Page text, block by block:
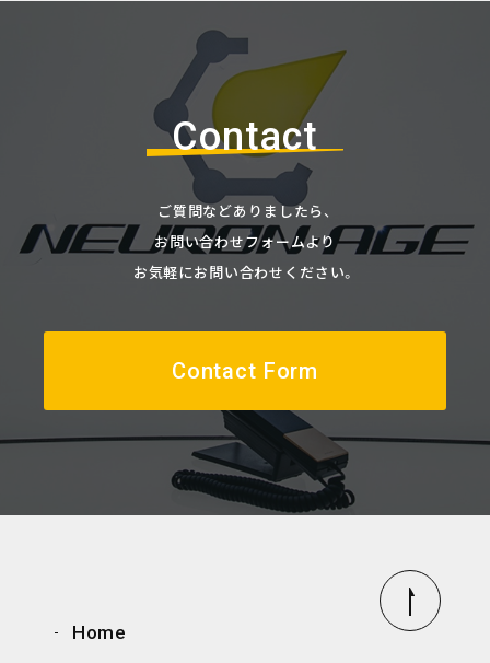
Contact
ご質問などありましたら、
お問い合わせフォームより
お気軽にお問い合わせください。
Contact Form
Home